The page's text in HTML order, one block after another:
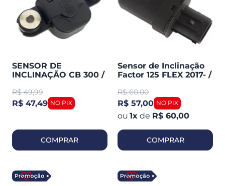
SENSOR DE
INCLINAÇÃO CB 300 /
BROS 2009-15
(SOLIDEZ)
R$ 49,99
R$ 47,49
COMPRAR
Sensor de Inclinação
Factor 125 FLEX 2017- /
Crosser 150 2014
(TMAC )
R$ 60,00
R$ 57,00
1x de R$ 60,00
COMPRAR